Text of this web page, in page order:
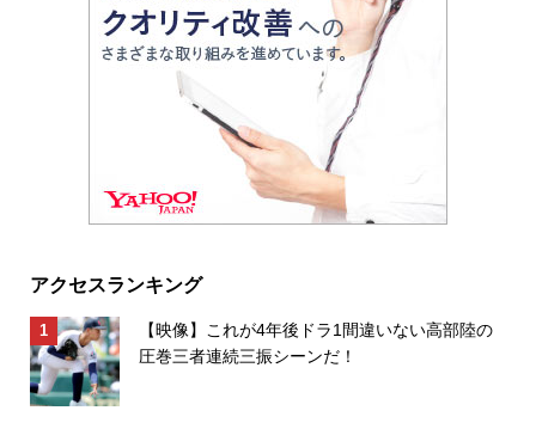
アクセスランキング
【映像】これが4年後ドラ1間違いない高部陸の
圧巻三者連続三振シーンだ！